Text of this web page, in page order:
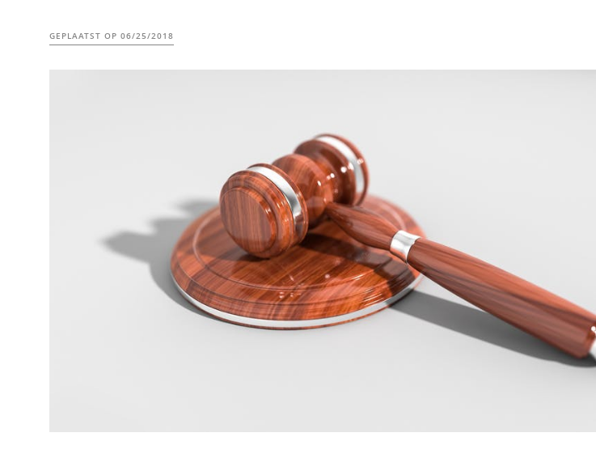
GEPLAATST OP 06/25/2018